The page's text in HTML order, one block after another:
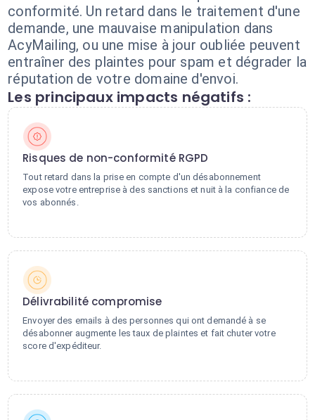
conformité. Un retard dans le traitement d'une
demande, une mauvaise manipulation dans
AcyMailing, ou une mise à jour oubliée peuvent
entraîner des plaintes pour spam et dégrader la
réputation de votre domaine d'envoi.
Les principaux impacts négatifs :
Risques de non-conformité RGPD
Tout retard dans la prise en compte d'un désabonnement
expose votre entreprise à des sanctions et nuit à la confiance de
vos abonnés.
Délivrabilité compromise
Envoyer des emails à des personnes qui ont demandé à se
désabonner augmente les taux de plaintes et fait chuter votre
score d'expéditeur.